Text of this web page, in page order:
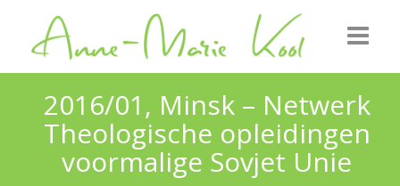
Startpagina
Over mij
Uitgezonden
2016/01, Minsk – Netwerk
Theologische opleidingen
voormalige Sovjet Unie